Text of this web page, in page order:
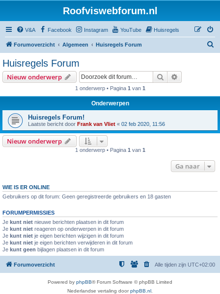
Roofviswebforum.nl
V&A Facebook Instagram YouTube Huisregels
Forumoverzicht Algemeen Huisregels Forum
Huisregels Forum
Nieuw onderwerp Zoek
1 onderwerp • Pagina 1 van 1
Onderwerpen
Huisregels Forum!
Laatste bericht door Frank van Vliet « 02 feb 2020, 11:56
Nieuw onderwerp
1 onderwerp • Pagina 1 van 1
Ga naar
WIE IS ER ONLINE
Gebruikers op dit forum: Geen geregistreerde gebruikers en 18 gasten
FORUMPERMISSIES
Je kunt niet nieuwe berichten plaatsen in dit forum
Je kunt niet reageren op onderwerpen in dit forum
Je kunt niet je eigen berichten wijzigen in dit forum
Je kunt niet je eigen berichten verwijderen in dit forum
Je kunt geen bijlagen plaatsen in dit forum
Forumoverzicht Alle tijden zijn UTC+02:00
Powered by phpBB® Forum Software © phpBB Limited
Nederlandse vertaling doorphpBB.nl